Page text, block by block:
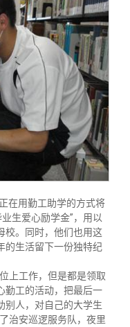
在用勤工助学的方式将
生爱心励学金”，用以
校。同时，他们也用这
的生活留下一份独特纪
上工作，但是都是领取
勤工的活动，把最后一
别人，对自己的大学生
治安巡逻服务队，夜里